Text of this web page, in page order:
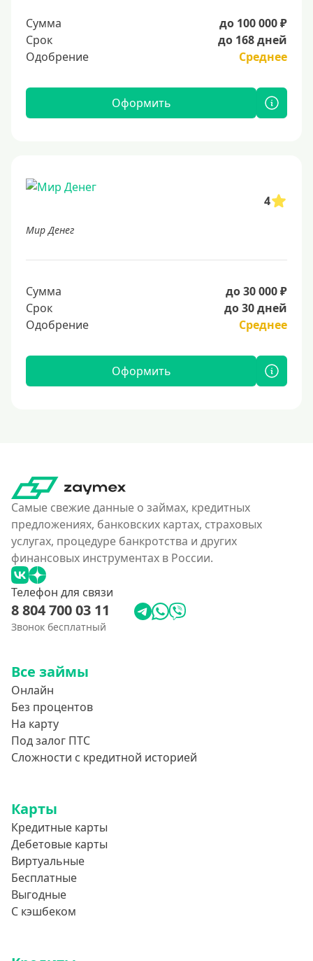
Сумма
до 100 000 ₽
Срок
до 168 дней
Одобрение
Среднее
Оформить
4
Мир Денег
Сумма
до 30 000 ₽
Срок
до 30 дней
Одобрение
Среднее
Оформить
Самые свежие данные о займах, кредитных
предложениях, банковских картах, страховых
услугах, процедуре банкротства и других
финансовых инструментах в России.
Телефон для связи
8 804 700 03 11
Звонок бесплатный
Все займы
Онлайн
Без процентов
На карту
Под залог ПТС
Сложности с кредитной историей
Карты
Кредитные карты
Дебетовые карты
Виртуальные
Бесплатные
Выгодные
С кэшбеком